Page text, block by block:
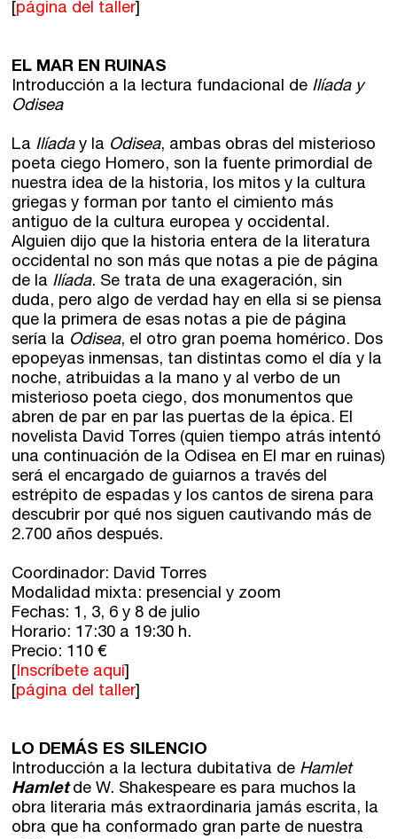
página del taller]
EL MAR EN RUINAS
Introducción a la lectura fundacional de Ilíada y
Odisea
La Ilíaday la Odisea, ambas obras del misterioso
poeta ciego Homero, son la fuente primordial de
nuestra idea de la historia, los mitos y la cultura
griegas y forman por tanto el cimiento más
antiguo de la cultura europea y occidental.
Alguien dijo que la historia entera de la literatura
occidental no son más que notas a pie de página
de la Ilíada. Se trata de una exageración, sin
duda, pero algo de verdad hay en ella si se piensa
que la primera de esas notas a pie de página
sería la Odisea, el otro gran poema homérico. Dos
epopeyas inmensas, tan distintas como el día y la
noche, atribuidas a la mano y al verbo de un
misterioso poeta ciego, dos monumentos que
abren de par en par las puertas de la épica. El
novelista David Torres (quien tiempo atrás intentó
una continuación de la Odisea en El mar en ruinas)
será el encargado de guiarnos a través del
estrépito de espadas y los cantos de sirena para
descubrir por qué nos siguen cautivando más de
2.700 años después.
Coordinador: David Torres
Modalidad mixta: presencial y zoom
Fechas: 1, 3, 6 y 8 de julio
Horario: 17:30 a 19:30 h.
Precio: 110 €
Inscríbete aquí
página del taller]
LO DEMÁS ES SILENCIO
Introducción a la lectura dubitativa de Hamlet
Hamletde W. Shakespeare es para muchos la
obra literaria más extraordinaria jamás escrita, la
obra que ha conformado gran parte de nuestra